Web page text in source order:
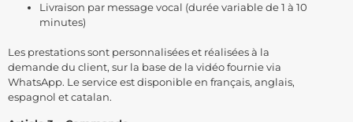
Livraison par message vocal (durée variable de 1 à 10
minutes)
Les prestations sont personnalisées et réalisées à la
demande du client, sur la base de la vidéo fournie via
WhatsApp. Le service est disponible en français, anglais,
espagnol et catalan.